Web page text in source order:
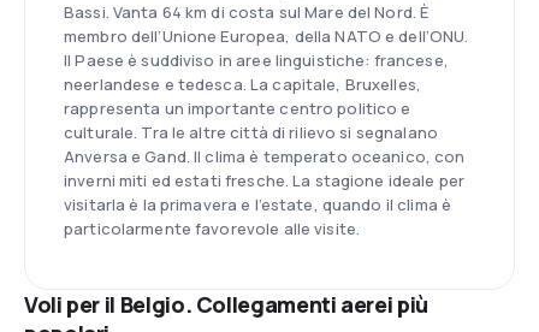
Bassi. Vanta 64 km di costa sul Mare del Nord. È
membro dell’Unione Europea, della NATO e dell’ONU.
Il Paese è suddiviso in aree linguistiche: francese,
neerlandese e tedesca. La capitale, Bruxelles,
rappresenta un importante centro politico e
culturale. Tra le altre città di rilievo si segnalano
Anversa e Gand. Il clima è temperato oceanico, con
inverni miti ed estati fresche. La stagione ideale per
visitarla è la primavera e l’estate, quando il clima è
particolarmente favorevole alle visite.
Voli per il Belgio. Collegamenti aerei più